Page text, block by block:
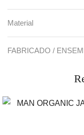
Material
FABRICADO /